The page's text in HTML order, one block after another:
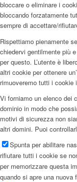
bloccare o eliminare i
bloccando forzatamente
sempre di accettare/
Rispettiamo pienamente
chiedervi gentilmente più
per questo. L’utente è
altri cookie per ottenere
rimuoveremo tutti i cookie
Vi forniamo un elenco dei
dominio in modo che
motivi di sicurezza non
altri domini. Puoi
Spunta per abilitare
rifiutare tutti i cookie se
per memorizzare questa
quando si apre una nuova